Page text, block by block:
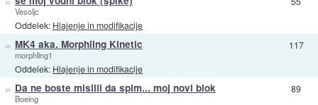
Vesoljc
Oddelek: Hlajenje in modifikacije
» MK4 aka. Morphling Kinetic
morphling1
Oddelek: Hlajenje in modifikacije
117
» Da ne boste mislili da spim... moj novi blok
Boeing
89